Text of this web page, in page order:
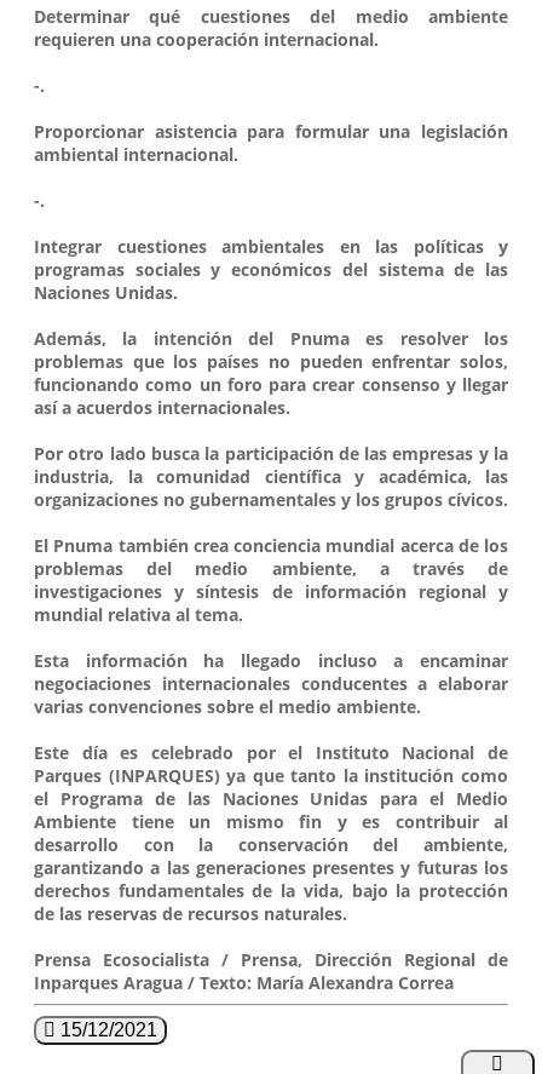
Determinar qué cuestiones del medio ambiente
requieren una cooperación internacional.
-.
Proporcionar asistencia para formular una legislación
ambiental internacional.
-.
Integrar cuestiones ambientales en las políticas y
programas sociales y económicos del sistema de las
Naciones Unidas.
Además, la intención del Pnuma es resolver los
problemas que los países no pueden enfrentar solos,
funcionando como un foro para crear consenso y llegar
así a acuerdos internacionales.
Por otro lado busca la participación de las empresas y la
industria, la comunidad científica y académica, las
organizaciones no gubernamentales y los grupos cívicos.
El Pnuma también crea conciencia mundial acerca de los
problemas del medio ambiente, a través de
investigaciones y síntesis de información regional y
mundial relativa al tema.
Esta información ha llegado incluso a encaminar
negociaciones internacionales conducentes a elaborar
varias convenciones sobre el medio ambiente.
Este día es celebrado por el Instituto Nacional de
Parques (INPARQUES) ya que tanto la institución como
el Programa de las Naciones Unidas para el Medio
Ambiente tiene un mismo fin y es contribuir al
desarrollo con la conservación del ambiente,
garantizando a las generaciones presentes y futuras los
derechos fundamentales de la vida, bajo la protección
de las reservas de recursos naturales.
Prensa Ecosocialista / Prensa, Dirección Regional de
Inparques Aragua / Texto: María Alexandra Correa
15/12/2021